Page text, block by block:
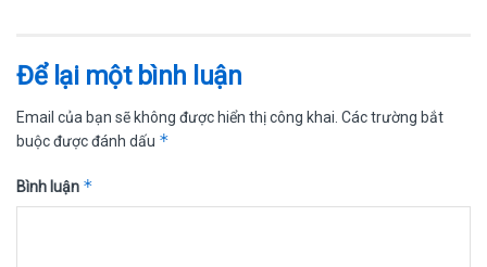
Để lại một bình luận
Email của bạn sẽ không được hiển thị công khai. Các trường bắt
buộc được đánh dấu *
Bình luận *